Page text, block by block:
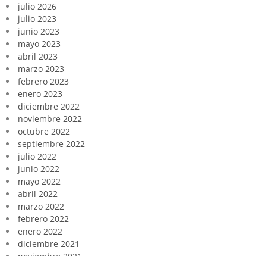
julio 2026
julio 2023
junio 2023
mayo 2023
abril 2023
marzo 2023
febrero 2023
enero 2023
diciembre 2022
noviembre 2022
octubre 2022
septiembre 2022
julio 2022
junio 2022
mayo 2022
abril 2022
marzo 2022
febrero 2022
enero 2022
diciembre 2021